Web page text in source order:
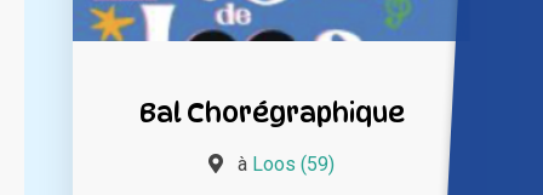
Bal Chorégraphique
à Loos (59)